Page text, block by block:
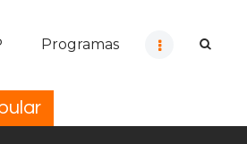
Programas